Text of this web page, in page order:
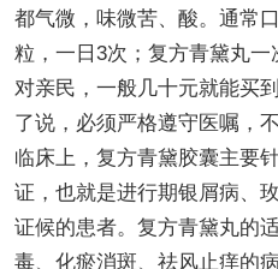
都气微，味微苦、酸。通常
粒，一日3次；复方青黛丸
对亲民，一般几十元就能买
了说，必须严格遵守医嘱，
临床上，复方青黛胶囊主要
证，也就是进行期银屑病、
证候的患者。复方青黛丸的
毒、化瘀消斑、祛风止痒的